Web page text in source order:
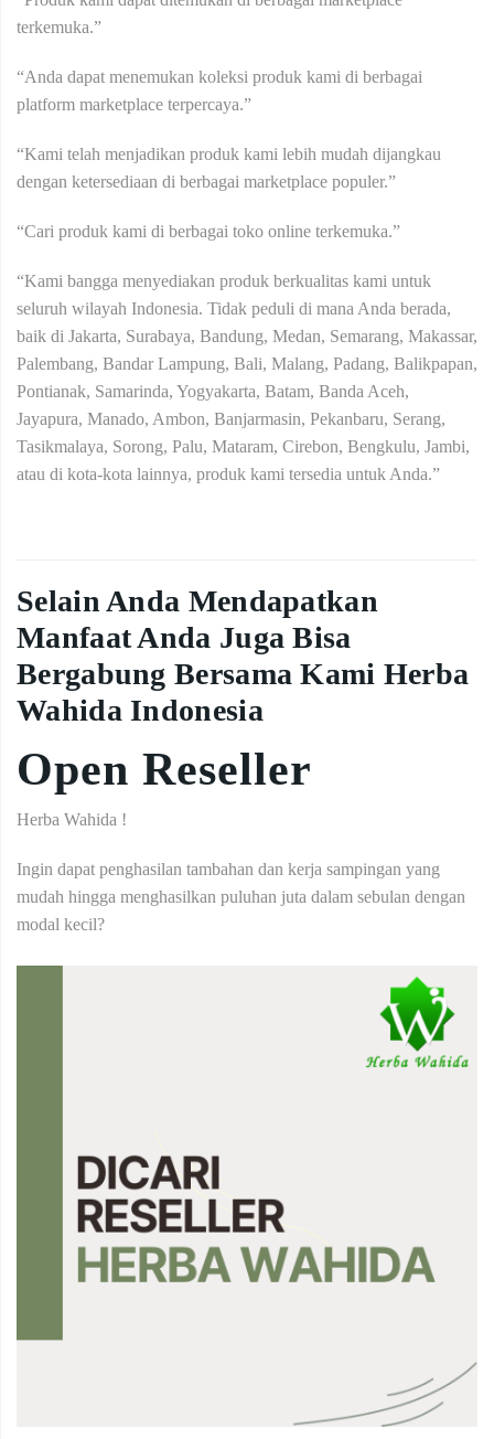
terkemuka.”
“Anda dapat menemukan koleksi produk kami di berbagai
platform marketplace terpercaya.”
“Kami telah menjadikan produk kami lebih mudah dijangkau
dengan ketersediaan di berbagai marketplace populer.”
“Cari produk kami di berbagai toko online terkemuka.”
“Kami bangga menyediakan produk berkualitas kami untuk
seluruh wilayah Indonesia. Tidak peduli di mana Anda berada,
baik di Jakarta, Surabaya, Bandung, Medan, Semarang, Makassar,
Palembang, Bandar Lampung, Bali, Malang, Padang, Balikpapan,
Pontianak, Samarinda, Yogyakarta, Batam, Banda Aceh,
Jayapura, Manado, Ambon, Banjarmasin, Pekanbaru, Serang,
Tasikmalaya, Sorong, Palu, Mataram, Cirebon, Bengkulu, Jambi,
atau di kota-kota lainnya, produk kami tersedia untuk Anda.”
Selain Anda Mendapatkan
Manfaat Anda Juga Bisa
Bergabung Bersama Kami Herba
Wahida Indonesia
Open Reseller
Herba Wahida !
Ingin dapat penghasilan tambahan dan kerja sampingan yang
mudah hingga menghasilkan puluhan juta dalam sebulan dengan
modal kecil?